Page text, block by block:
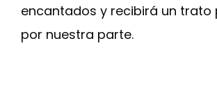
encantados y recibirá un trato
por nuestra parte.